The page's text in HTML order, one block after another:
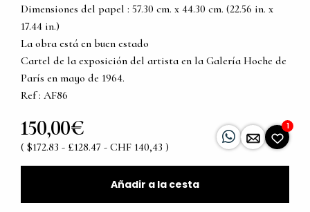
Dimensiones del papel : 57.30 cm. x 44.30 cm. (22.56 in. x
17.44 in.)
La obra está en buen estado
Cartel de la exposición del artista en la Galería Hoche de
París en mayo de 1964.
Ref : AF86
150,00€
( $172.83 - £128.47 - CHF 140,43 )
1
Añadir a la cesta